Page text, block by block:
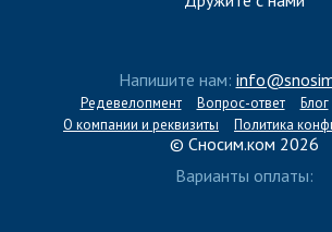
Напишите нам:
Редевелопмент Вопрос-ответ Блог
О компании и реквизиты
Политика
© Сносим.ком 2026
Варианты оплаты: